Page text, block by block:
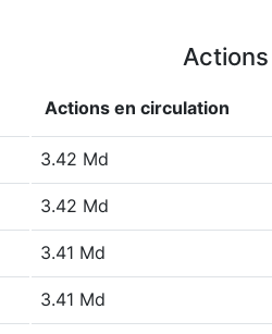
Actions en circulation
3.42 Md
3.42 Md
3.41 Md
3.41 Md